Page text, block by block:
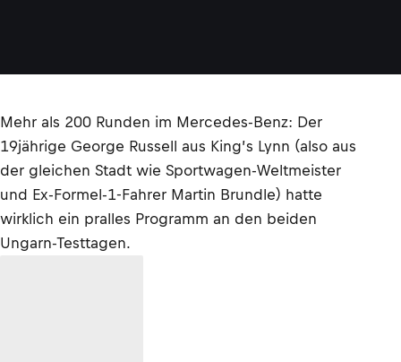
Mehr als 200 Runden im Mercedes-Benz: Der
19jährige George Russell aus King’s Lynn (also aus
der gleichen Stadt wie Sportwagen-Weltmeister
und Ex-Formel-1-Fahrer Martin Brundle) hatte
wirklich ein pralles Programm an den beiden
Ungarn-Testtagen.